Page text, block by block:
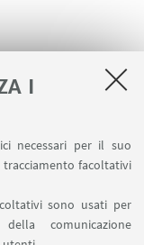
I
necessari per il suo
facoltativi
sono usati per
comunicazione
SU: